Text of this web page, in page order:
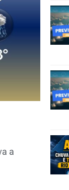
a